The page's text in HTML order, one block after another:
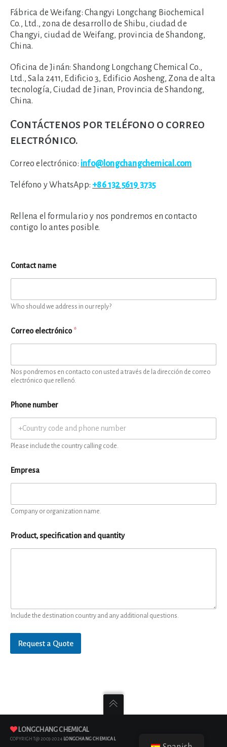
Fábrica de Weifang: Changyi Longchang Biochemical
Co., Ltd., zona de desarrollo de Shibu, ciudad de
Changyi, ciudad de Weifang, provincia de Shandong,
China.
Oficina de Jinán: Shandong Longchang Chemical Co.,
Ltd., Sala 2411, Edificio 3, Edificio Aosheng, Zona de alta
tecnología, Ciudad de Jinan, Provincia de Shandong,
China.
Contáctenos por teléfono o correo
electrónico.
Correo electrónico: info@longchangchemical.com
Teléfono y WhatsApp:+86 132 5619 3735
Rellena el formulario y nos pondremos en contacto
contigo lo antes posible.
Contact name
Who should we address in our reply?
Correo electrónico*
Nos pondremos en contacto con usted a través de la dirección de correo
electrónico que rellenó.
Phone number
Please include the country calling code.
Empresa
Company or organization name.
Product, specification and quantity
Include the destination country and any additional questions.
Request a Quote
LONGCHANG CHEMICAL
COPYRIGHT@ 2003-2024 LONGCHANG CHEMICAL